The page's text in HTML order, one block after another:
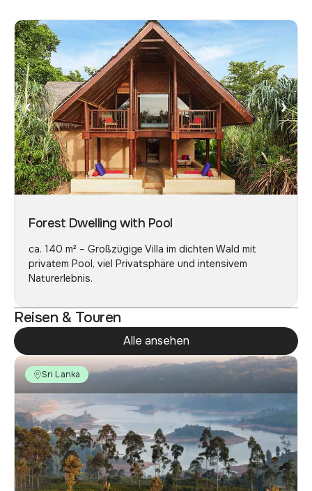
Forest Dwelling with Pool
ca. 140 m² – Großzügige Villa im dichten Wald mit
privatem Pool, viel Privatsphäre und intensivem
Naturerlebnis.
Reisen & Touren
Alle ansehen
Sri Lanka